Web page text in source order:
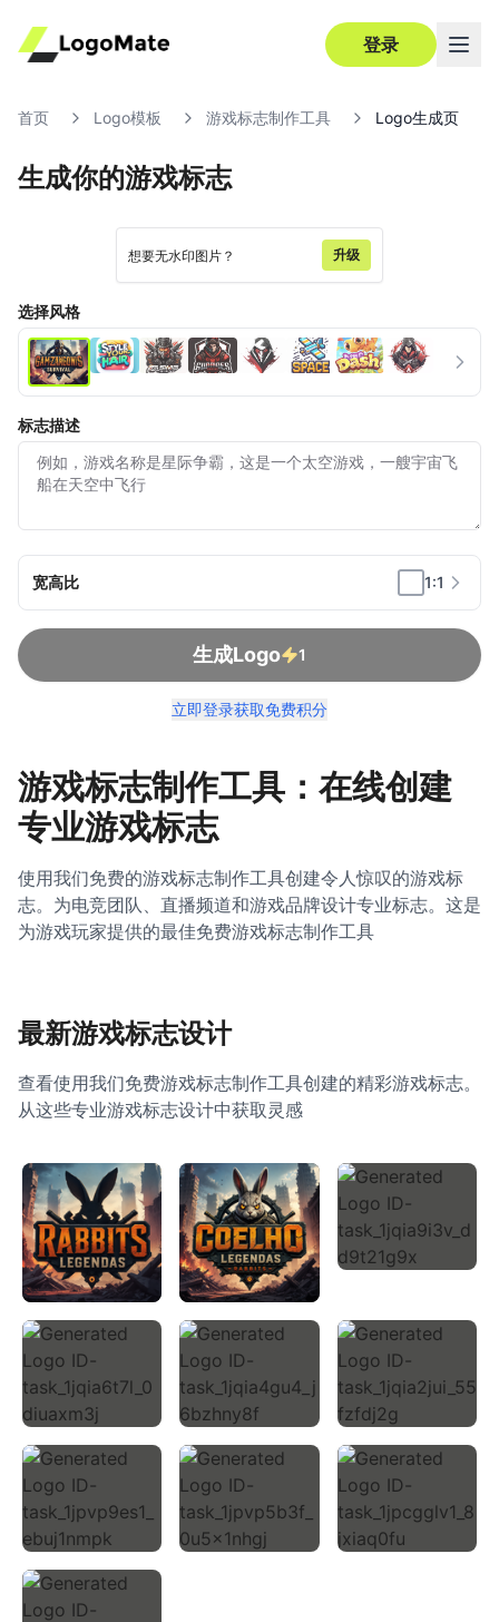
登录
首页 Logo模板 游戏标志制作工具 Logo生成页
生成你的游戏标志
想要无水印图片？ 升级
选择风格
标志描述
宽高比 1:1
生成Logo 1
立即登录获取免费积分
游戏标志制作工具：在线创建
专业游戏标志
使用我们免费的游戏标志制作工具创建令人惊叹的游戏标
志。为电竞团队、直播频道和游戏品牌设计专业标志。这是
为游戏玩家提供的最佳免费游戏标志制作工具
最新游戏标志设计
查看使用我们免费游戏标志制作工具创建的精彩游戏标志。
从这些专业游戏标志设计中获取灵感